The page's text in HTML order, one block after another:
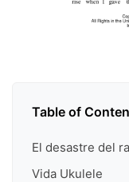
Table of
El desastre del
Vida Ukulele